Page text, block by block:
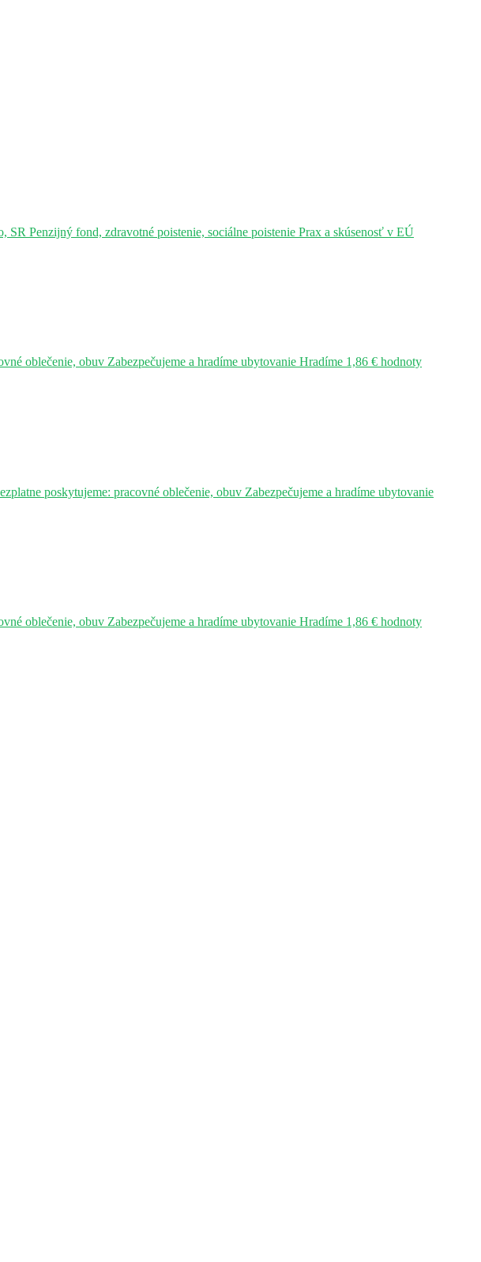
Penzijný fond, zdravotné poistenie, sociálne poistenie Prax a skúsenosť v EÚ
oblečenie, obuv Zabezpečujeme a hradíme ubytovanie Hradíme 1,86 € hodnoty
poskytujeme: pracovné oblečenie, obuv Zabezpečujeme a hradíme ubytovanie
oblečenie, obuv Zabezpečujeme a hradíme ubytovanie Hradíme 1,86 € hodnoty